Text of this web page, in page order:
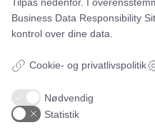
Typiske spørgsmål
Inspiration
Samarbejdspartnere
Tilpas nedenfor. I
Business Data Responsibility
kontrol over dine data.
Cookie- og privatlivspolitik
Nødvendig
Statistik